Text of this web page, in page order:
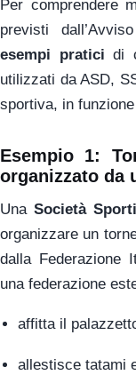
Per comprendere
previsti
esempi pratici di
utilizzati da ASD,
sportiva, in
Esempio 1:
organizzato da
UnaSocietà
organizzare un
dalla Federazione
una federazione
affitta il
allestisce tatami